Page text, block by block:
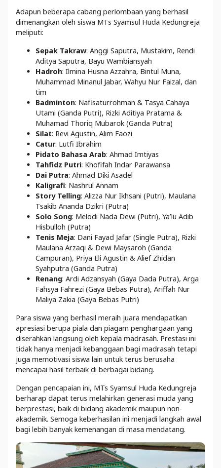
Adapun beberapa cabang perlombaan yang berhasil
dimenangkan oleh siswa MTs Syamsul Huda Kedungreja
meliputi:
Sepak Takraw: Anggi Saputra, Mustakim, Rendi
Aditya Saputra, Bayu Wambiansyah
Hadroh: Ilmina Husna Azzahra, Bintul Muna,
Muhammad Minanul Jabar, Wahyu Nur Faizal, dan
tim
Badminton: Nafisaturrohman & Tasya Cahaya
Utami (Ganda Putri), Rizki Aditiya Pratama &
Muhamad Thoriq Mubarok (Ganda Putra)
Silat: Revi Agustin, Alim Faozi
Catur: Lutfi Ibrahim
Pidato Bahasa Arab: Ahmad Imtiyas
Tahfidz Putri: Khofifah Indar Parawansa
Dai Putra: Ahmad Diki Asadel
Kaligrafi: Nashrul Annam
Story Telling: Alizza Nur Ikhsani (Putri), Maulana
Tsakib Ananda Dzikri (Putra)
Solo Song: Melodi Nada Dewi (Putri), Ya’lu Adib
Hisbulloh (Putra)
Tenis Meja: Dani Fayad Jafar (Single Putra), Rizki
Maulana Arzaqi & Dewi Maysaroh (Ganda
Campuran), Priya Eli Agustin & Alief Zhidan
Syahputra (Ganda Putra)
Renang: Ardi Adzansyah (Gaya Dada Putra), Arga
Fahsya Fahrezi (Gaya Bebas Putra), Ariffah Nur
Maliya Zakia (Gaya Bebas Putri)
Para siswa yang berhasil meraih juara mendapatkan
apresiasi berupa piala dan piagam penghargaan yang
diserahkan langsung oleh kepala madrasah. Prestasi ini
tidak hanya menjadi kebanggaan bagi madrasah tetapi
juga memotivasi siswa lain untuk terus berusaha
mencapai hasil terbaik di berbagai bidang.
Dengan pencapaian ini, MTs Syamsul Huda Kedungreja
berharap dapat terus melahirkan generasi muda yang
berprestasi, baik di bidang akademik maupun non-
akademik. Semoga keberhasilan ini menjadi langkah awal
bagi lebih banyak kemenangan di masa mendatang.